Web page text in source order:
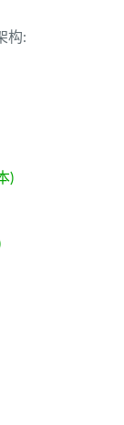
构:
)